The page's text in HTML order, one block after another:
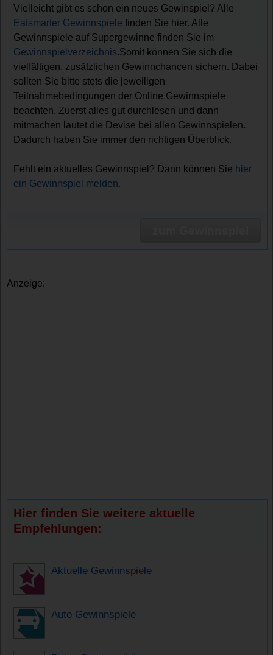
Vielleicht gibt es schon ein neues Gewinspiel? Alle
Eatsmarter Gewinnspiele finden Sie hier. Alle
Gewinnspiele auf Supergewinne finden Sie im
Gewinnspielverzeichnis.Somit können Sie sich die
vielfältigen, zusätzlichen Gewinnchancen sichern. Dabei
sollten Sie bitte stets die jeweiligen
Teilnahmebedingungen der Online Gewinnspiele
beachten. Zuerst alles gut durchlesen und dann
mitmachen lautet die Devise bei allen Gewinnspielen.
Dadurch haben Sie immer den richtigen Überblick.
Fehlt ein aktuelles Gewinnspiel? Dann können Sie hier
ein Gewinnspiel melden.
Anzeige:
Hier finden Sie weitere aktuelle
Empfehlungen:
Aktuelle Gewinnspiele
Auto Gewinnspiele